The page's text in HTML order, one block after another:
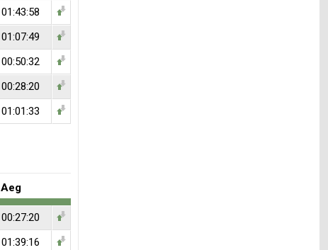
01:43:58
01:07:49
00:50:32
00:28:20
01:01:33
Aeg
00:27:20
01:39:16